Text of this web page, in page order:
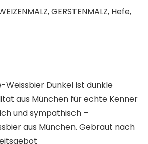
GERSTENMALZ, Hefe,
Weissbier Dunkel ist dunkle
aus München für echte Kenner
und sympathisch –
aus München. Gebraut nach